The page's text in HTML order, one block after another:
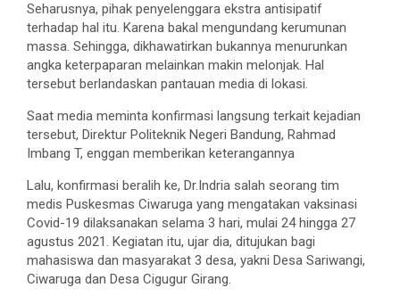
Seharusnya, pihak penyelenggara ekstra antisipatif
terhadap hal itu. Karena bakal mengundang kerumunan
massa. Sehingga, dikhawatirkan bukannya menurunkan
angka keterpaparan melainkan makin melonjak. Hal
tersebut berlandaskan pantauan media di lokasi.
Saat media meminta konfirmasi langsung terkait kejadian
tersebut, Direktur Politeknik Negeri Bandung, Rahmad
Imbang T, enggan memberikan keterangannya
Lalu, konfirmasi beralih ke, Dr.Indria salah seorang tim
medis Puskesmas Ciwaruga yang mengatakan vaksinasi
Covid-19 dilaksanakan selama 3 hari, mulai 24 hingga 27
agustus 2021. Kegiatan itu, ujar dia, ditujukan bagi
mahasiswa dan masyarakat 3 desa, yakni Desa Sariwangi,
Ciwaruga dan Desa Cigugur Girang.